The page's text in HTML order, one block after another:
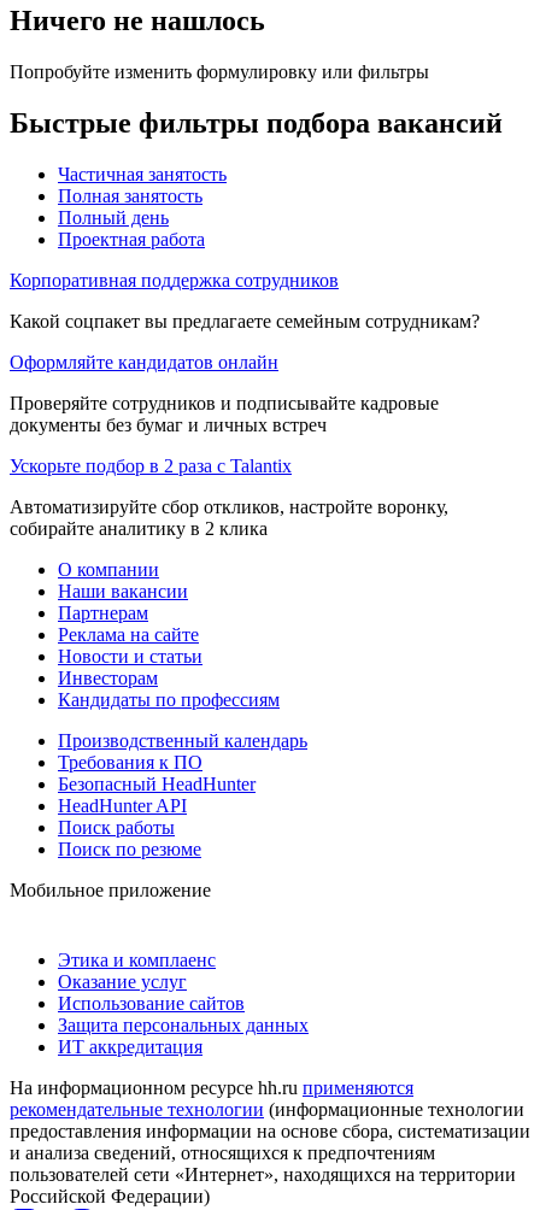
Ничего не нашлось
Попробуйте изменить формулировку или фильтры
Быстрые фильтры подбора вакансий
Частичная занятость
Полная занятость
Полный день
Проектная работа
Корпоративная поддержка сотрудников
Какой соцпакет вы предлагаете семейным сотрудникам?
Оформляйте кандидатов онлайн
Проверяйте сотрудников и подписывайте кадровые
документы без бумаг и личных встреч
Ускорьте подбор в 2 раза с Talantix
Автоматизируйте сбор откликов, настройте воронку,
собирайте аналитику в 2 клика
О компании
Наши вакансии
Партнерам
Реклама на сайте
Новости и статьи
Инвесторам
Кандидаты по профессиям
Производственный календарь
Требования к ПО
Безопасный HeadHunter
HeadHunter API
Поиск работы
Поиск по резюме
Мобильное приложение
Этика и комплаенс
Оказание услуг
Использование сайтов
Защита персональных данных
ИТ аккредитация
На информационном ресурсе hh.ru применяются
рекомендательные технологии (информационные технологии
предоставления информации на основе сбора, систематизации
и анализа сведений, относящихся к предпочтениям
пользователей сети «Интернет», находящихся на территории
Российской Федерации)